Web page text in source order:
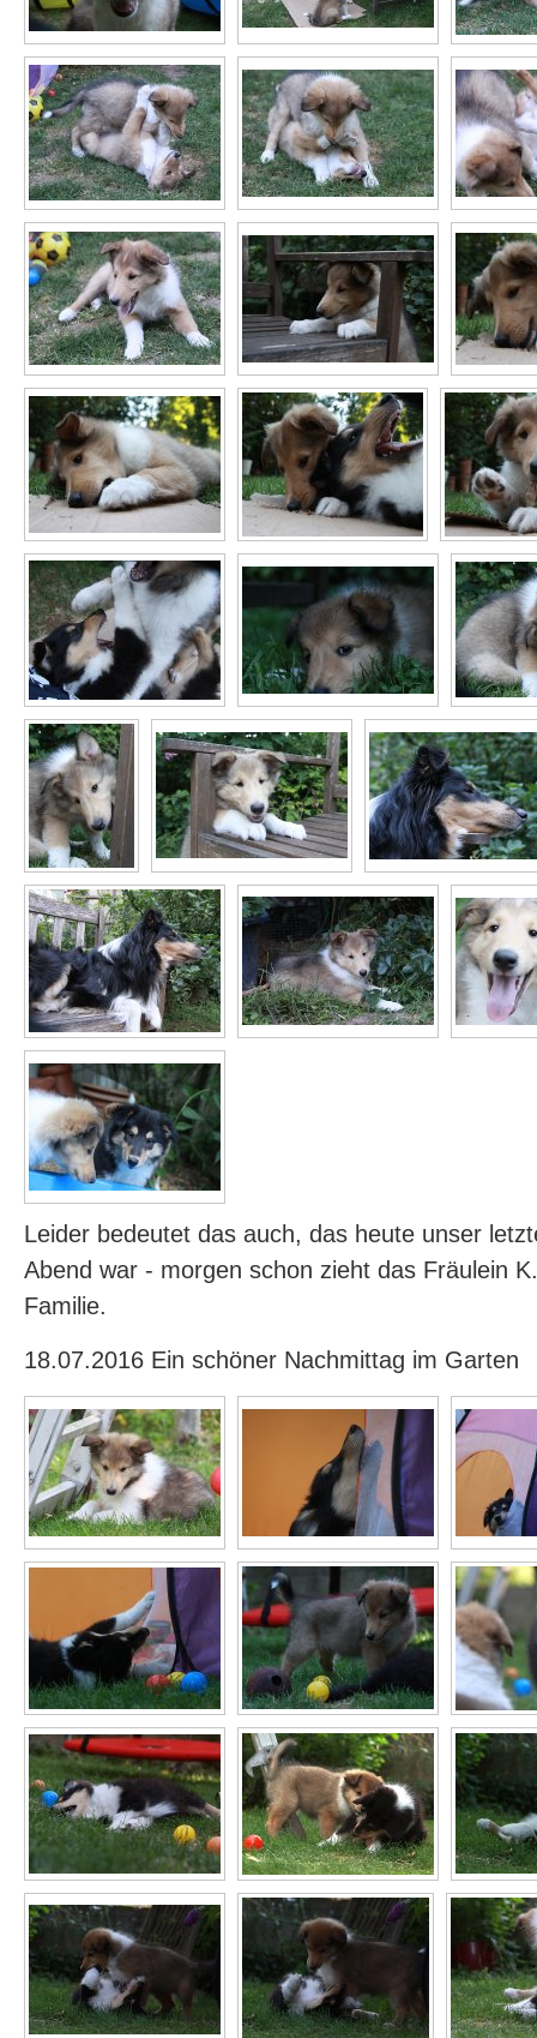
Leider bedeutet das auch, das heute unser
Abend war - morgen schon zieht das Fräulein
Familie.
18.07.2016 Ein schöner Nachmittag im Garten